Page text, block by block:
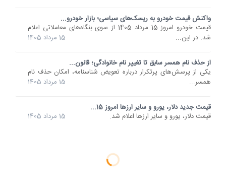
واکنش قیمت خودرو به ریسک‌های سیاسی؛ بازار خودرو...
قیمت خودرو امروز 15 مرداد 1405 از سوی بنگاه‌های معاملاتی اعلام
شد. در این...
15 مرداد 1405
از حذف نام همسر سابق تا تغییر نام خانوادگی؛ قانون...
یکی از پرسش‌های پرتکرار درباره تعویض شناسنامه، امکان حذف نام
همسر...
15 مرداد 1405
قیمت جدید دلار، یورو و سایر ارزها امروز 15...
قیمت دلار، یورو و سایر ارزها اعلام شد.
15 مرداد 1405